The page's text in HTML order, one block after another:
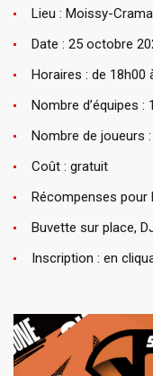
Lieu : Moissy-
Date : 25 octobre
Horaires : de 18h00
Nombre d’équipes :
Nombre de joueurs
Coût : gratuit
Récompenses pour
Buvette sur place,
Inscription : en